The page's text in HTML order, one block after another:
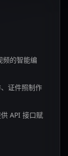
频的智能编
证件照制作
API 接口赋